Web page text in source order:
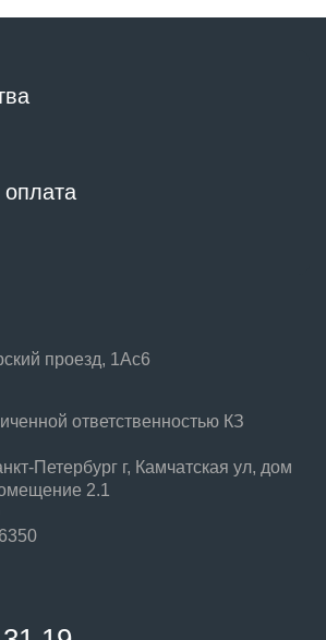
проезд, 1Ас6
ответственностью КЗ
Петербург г, Камчатская ул, дом
2.1